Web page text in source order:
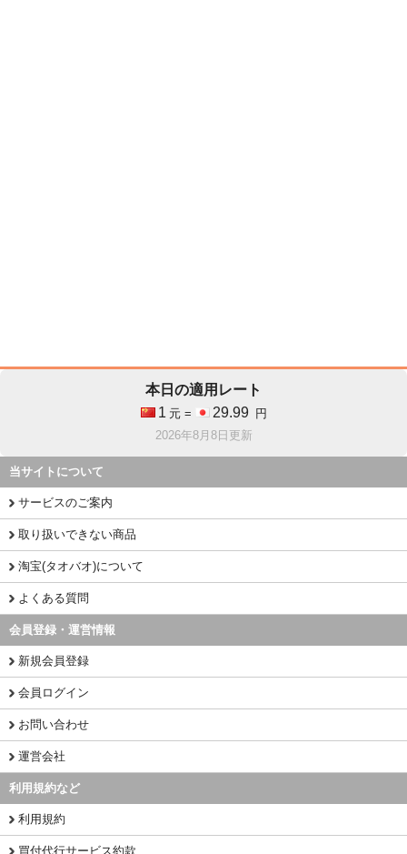
本日の適用レート
1 元 = 29.99
円
2026年8月8日更新
当サイトについて
サービスのご案内
取り扱いできない商品
淘宝(タオバオ)について
よくある質問
会員登録・運営情報
新規会員登録
会員ログイン
お問い合わせ
運営会社
利用規約など
利用規約
買付代行サービス約款